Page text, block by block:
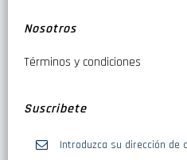
Nosotros
Términos y condiciones
Suscribete